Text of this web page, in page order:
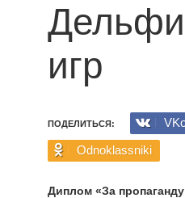
игр
ПОДЕЛИТЬСЯ:
Odnoklassniki
Диплом «За